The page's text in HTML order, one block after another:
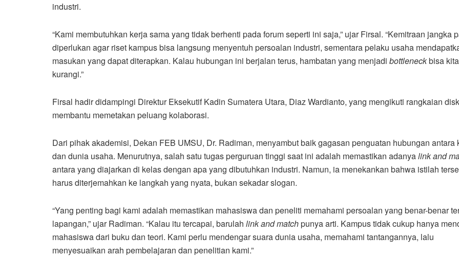
industri.
“Kami membutuhkan kerja sama yang tidak berhenti pada forum seperti ini saja,” ujar Firsal. “Kemitraan jangka
diperlukan agar riset kampus bisa langsung menyentuh persoalan industri, sementara pelaku usaha
masukan yang dapat diterapkan. Kalau hubungan ini berjalan terus, hambatan yang menjadi bottleneckbisa kita
kurangi.”
Firsal hadir didampingi Direktur Eksekutif Kadin Sumatera Utara, Diaz Wardianto, yang mengikuti rangkaian
membantu memetakan peluang kolaborasi.
Dari pihak akademisi, Dekan FEB UMSU, Dr. Radiman, menyambut baik gagasan penguatan hubungan antara
dan dunia usaha. Menurutnya, salah satu tugas perguruan tinggi saat ini adalah memastikan adanyalink and
antara yang diajarkan di kelas dengan apa yang dibutuhkan industri. Namun, ia menekankan bahwa istilah
harus diterjemahkan ke langkah yang nyata, bukan sekadar slogan.
“Yang penting bagi kami adalah memastikan mahasiswa dan peneliti memahami persoalan yang benar-benar
lapangan,” ujar Radiman. “Kalau itu tercapai, barulah link and matchpunya arti. Kampus tidak cukup hanya
mahasiswa dari buku dan teori. Kami perlu mendengar suara dunia usaha, memahami tantangannya, lalu
menyesuaikan arah pembelajaran dan penelitian kami.”